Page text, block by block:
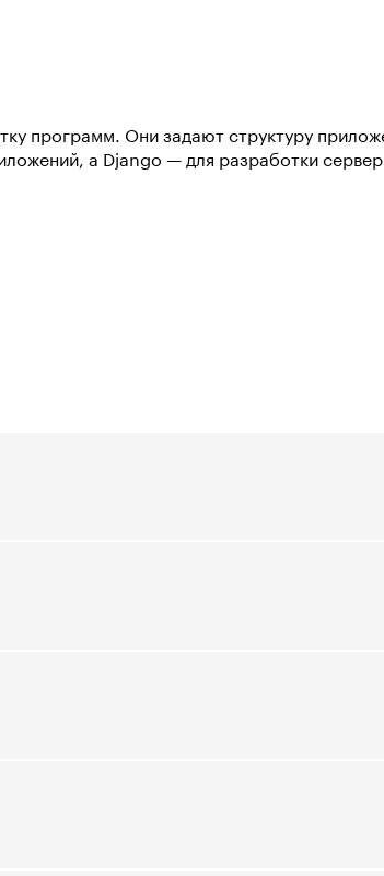
программ. Они задают структуру
а Django — для разработки